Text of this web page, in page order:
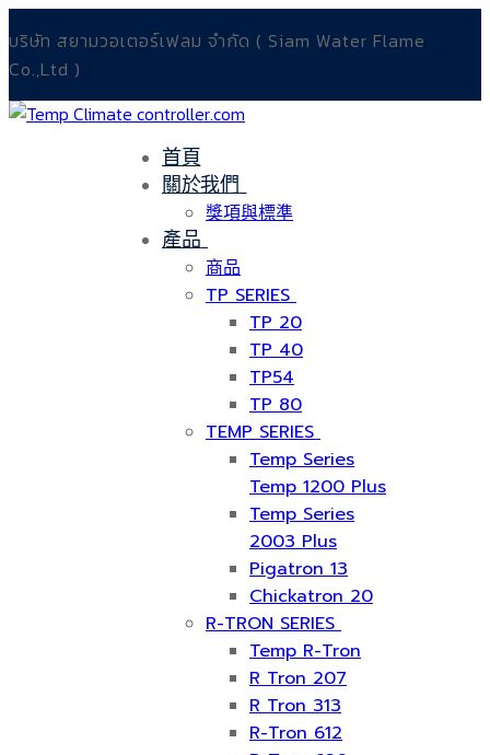
to
content
บริษัท สยามวอเตอร์เฟลม จำกัด ( Siam Water Flame
Co.,Ltd )
首頁
關於我們
獎項與標準
產品
商品
TP SERIES
TP 20
TP 40
TP54
TP 80
TEMP SERIES
Temp Series
Temp 1200 Plus
Temp Series
2003 Plus
Pigatron 13
Chickatron 20
R-TRON SERIES
Temp R-Tron
R Tron 207
R Tron 313
R-Tron 612